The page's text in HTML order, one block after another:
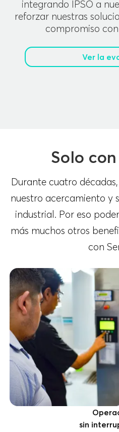
integrando IPSO a
reforzar nuestras
compromiso
Ver la
Solo con
Durante cuatro
nuestro acercamiento y
industrial. Por eso
más muchos otros
con
sin